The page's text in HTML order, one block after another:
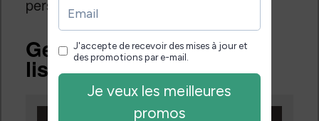
personnalisées.
Gestion des ebooks sur
liseuse Vivlio